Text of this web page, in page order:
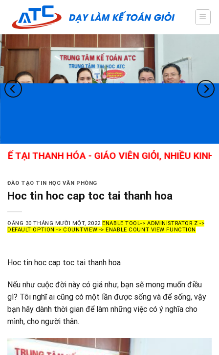
content
HÓA - GIÁO VIÊN GIỎI, NHIỀU KINH
ĐÀO TẠO TIN HỌC VĂN PHÒNG
Hoc tin hoc cap toc tai thanh hoa
ĐĂNG 30 THÁNG MƯỜI MỘT, 2022 ENABLE TOOL-> ADMINISTRATOR Z ->
DEFAULT OPTION -> COUNTVIEW -> ENABLE COUNT VIEW FUNCTION
Hoc tin hoc cap toc tai thanh hoa
Nếu như cuộc đời này có giá như, bạn sẽ mong muốn điều
gì? Tôi nghĩ ai cũng có một lần được sống và để sống, vậy
bạn hãy dành thời gian để làm những việc có ý nghĩa cho
mình, cho người thân.